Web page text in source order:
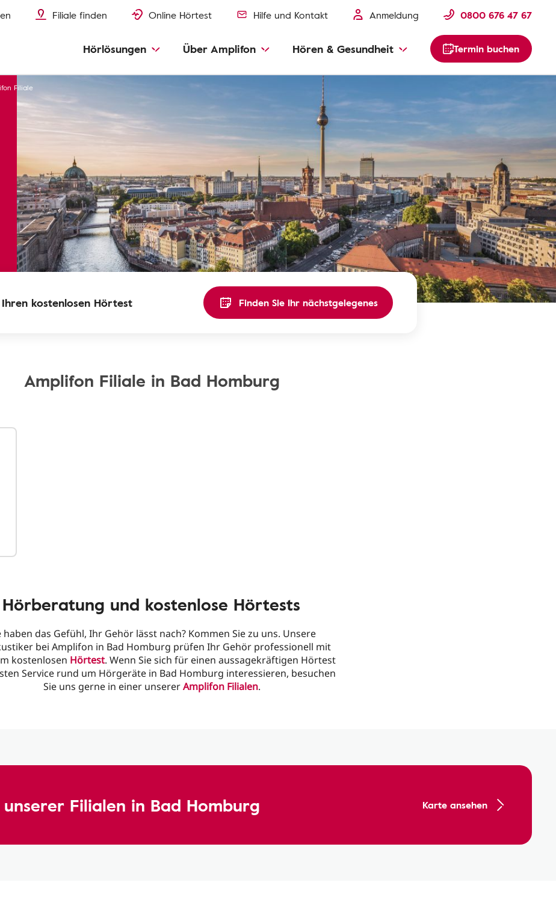
Filiale finden Online Hörtest Hilfe und Kontakt Anmeldung 0800 676 47 67
Hörlösungen Über Amplifon Hören & Gesundheit Termin buchen
Filiale
kostenlosen Hörtest Finden Sie Ihr nächstgelegenes
Amplifon Filiale in Bad Homburg
Hörberatung und kostenlose Hörtests
haben das Gefühl, Ihr Gehör lässt nach? Kommen Sie zu uns. Unsere
bei Amplifon in Bad Homburg prüfen Ihr Gehör professionell mit
kostenlosen Hörtest. Wenn Sie sich für einen aussagekräftigen Hörtest
Service rund um Hörgeräte in Bad Homburg interessieren, besuchen
Sie uns gerne in einer unsererAmplifon Filialen.
Filialen in Bad Homburg Karte ansehen